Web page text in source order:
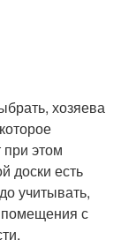
хозяева
при этом
доски есть
учитывать,
помещения с